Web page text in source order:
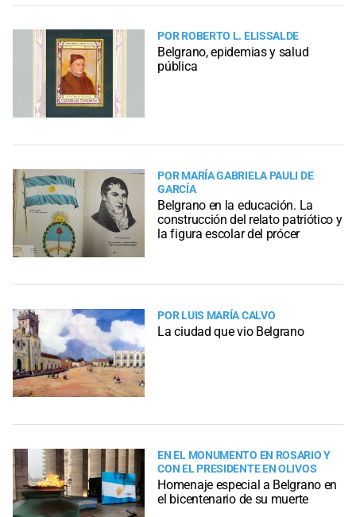
POR ROBERTO L. ELISSALDE
Belgrano, epidemias y salud
pública
POR MARÍA GABRIELA PAULI DE
GARCÍA
Belgrano en la educación. La
construcción del relato patriótico y
la figura escolar del prócer
POR LUIS MARÍA CALVO
La ciudad que vio Belgrano
EN EL MONUMENTO EN ROSARIO Y
CON EL PRESIDENTE EN OLIVOS
Homenaje especial a Belgrano en
el bicentenario de su muerte